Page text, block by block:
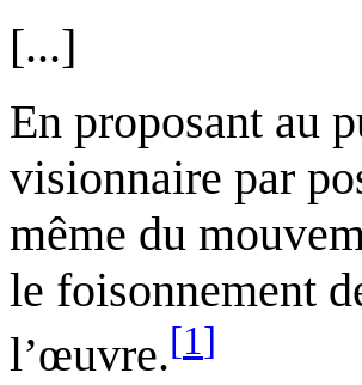
[...]
En proposant au
visionnaire par
même du
le foisonnement
l’œuvre.[1]